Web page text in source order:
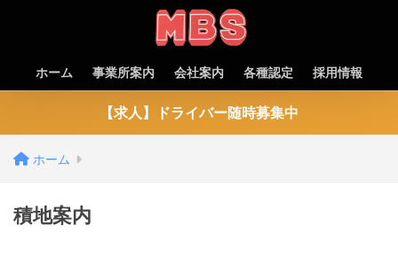
ホーム 事業所案内 会社案内 各種認定 採用情報
【求人】ドライバー随時募集中
ホーム
積地案内